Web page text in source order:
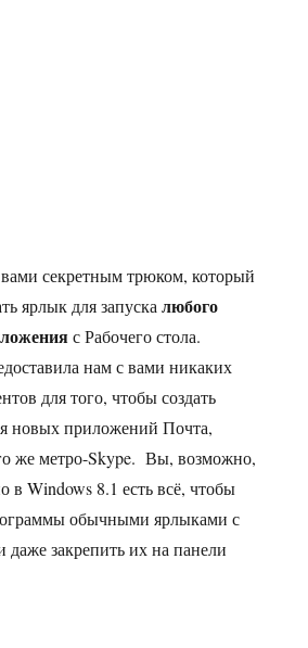
секретным трюком, который
ярлык для запускалюбого
с Рабочего стола.
нам с вами никаких
для того, чтобы создать
новых приложений Почта,
же метро-Skype. Вы, возможно,
в Windows 8.1 есть всё, чтобы
обычными ярлыками с
даже закрепить их на панели